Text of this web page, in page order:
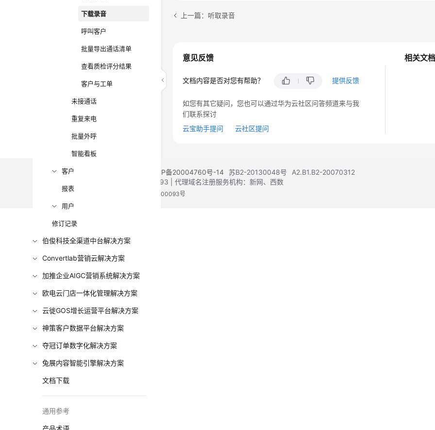
下载录音
呼叫客户
批量导出通话清单
查看质检评分结果
客户与工单
未接通话
重复来电
批量外呼
智能看板
客户
报表
用户
修订记录
伯俊科技全渠道中台解决方案
Convertlab营销云解决方案
加推企业AIGC营销系统解决方案
欧电云门店一体化管理解决方案
云徙GOS增长运营平台解决方案
神策客户数据平台解决方案
夺冠订单数字化解决方案
兔展内容智能引擎解决方案
文档下载
通用参考
产品术语
上一篇：听取录音
相关文档
意见反馈
文档内容是否对您有帮助？ 提供反馈
如您有其它疑问，您也可以通过华为云社区问答频道来与我
们联系探讨
云宝助手提问
云社区提问
©2026 Huaweicloud.com 版权所有 黔ICP备20004760号-14 苏B2-20130048号
A2.B1.B2-20070312
增值电信业务经营许可证：B1.B2-20200593 | 代理域名注册服务机构：新网、西数
电子营业执照 贵公网安备 52990002000093号